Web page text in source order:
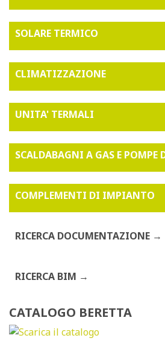
SOLARE TERMICO
CLIMATIZZAZIONE
UNITA' TERMALI
SCALDABAGNI A GAS E POMPE
COMPLEMENTI DI IMPIANTO
RICERCA DOCUMENTAZIONE
RICERCA BIM
CATALOGO BERETTA